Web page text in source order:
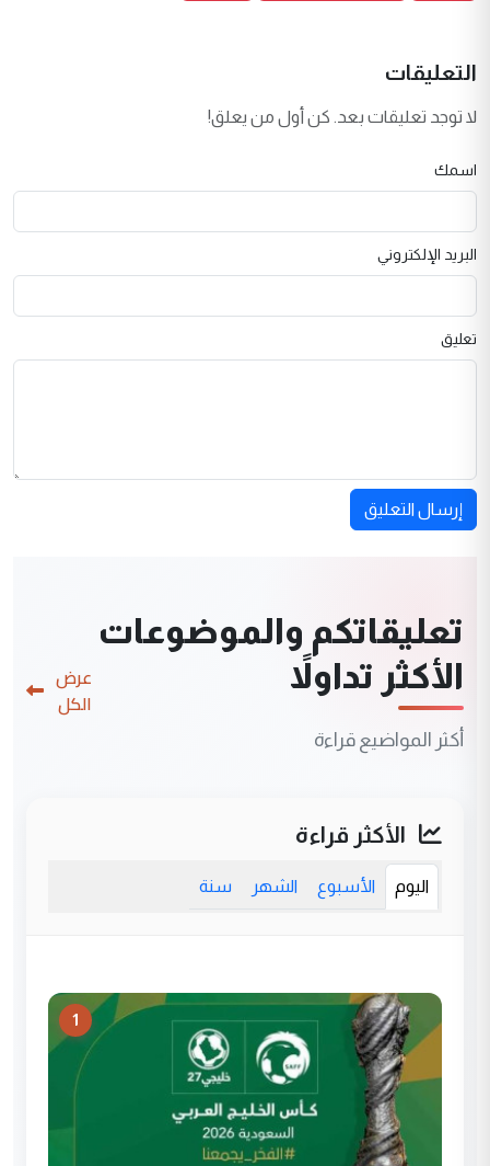
التعليقات
لا توجد تعليقات بعد. كن أول من يعلق!
اسمك
البريد الإلكتروني
تعليق
إرسال التعليق
تعليقاتكم والموضوعات
الأكثر تداولاً
أكثر المواضيع قراءة
عرض
الكل
الأكثر قراءة
اليوم الأسبوع الشهر سنة
1